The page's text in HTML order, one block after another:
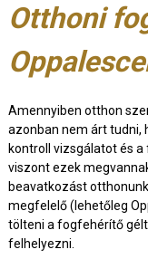
Otthoni
Amennyiben otthon
azonban nem árt tudni,
kontroll vizsgálatot és
viszont ezek
beavatkozást
megfelelő (lehetőleg
tölteni a fogfehérítő
felhelyezni.